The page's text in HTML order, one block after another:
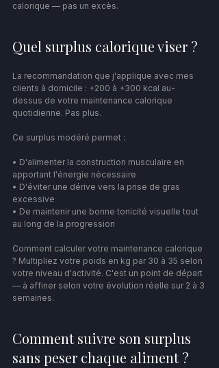
calorique — pas un excès.
Quel surplus calorique viser ?
La recommandation que j'applique avec mes
clients à domicile : +200 à +300 kcal au-
dessus de votre maintenance calorique
quotidienne. Pas plus.
Ce surplus modéré permet :
• D'alimenter la construction musculaire en
apportant l'énergie nécessaire
• D'éviter une dérive vers la prise de gras
excessive
• De maintenir une bonne tonicité visuelle tout
au long de la progression
Comment calculer votre maintenance calorique
? Multipliez votre poids en kg par 30 à 35 selon
votre niveau d'activité. C'est un point de départ
— à affiner selon votre évolution réelle sur 2 à 3
semaines.
Comment suivre son surplus
sans peser chaque aliment ?